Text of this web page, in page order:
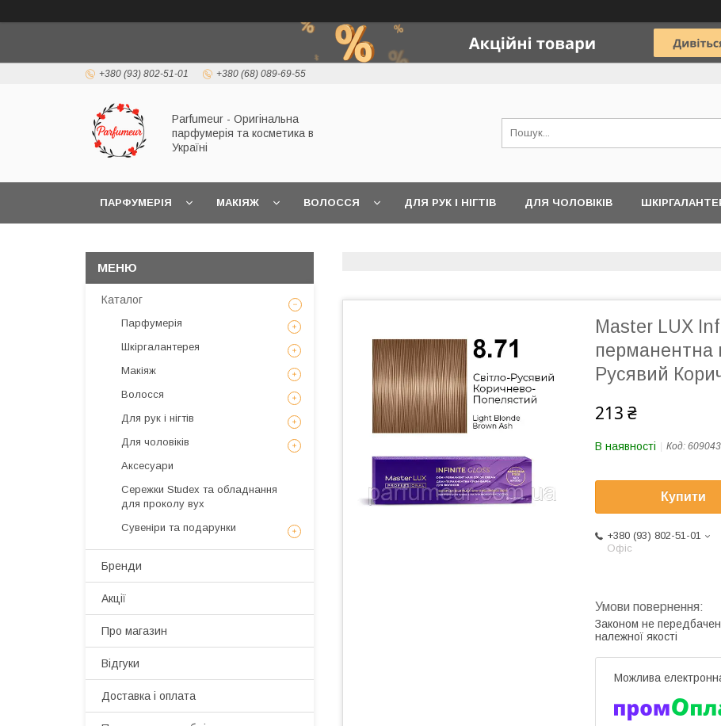
+380 (93) 802-51-01 +380 (68) 089-69-55
Parfumeur - Оригінальна
парфумерія та косметика в
Україні
ПАРФУМЕРІЯ МАКІЯЖ ВОЛОССЯ ДЛЯ РУК І НІГТІВ ДЛЯ ЧОЛОВІКІВ
Master LUX
перманентна
Русявий
213 ₴
В наявності Код: 609043
Купити
+380 (93) 802-51-01
Офіс
Законом не
належної якості
Каталог
Парфумерія
Шкіргалантерея
Макіяж
Волосся
Для рук і нігтів
Для чоловіків
Аксесуари
Сережки Studex та обладнання
для проколу вух
Сувеніри та подарунки
Бренди
Акції
Про магазин
Відгуки
Доставка і оплата